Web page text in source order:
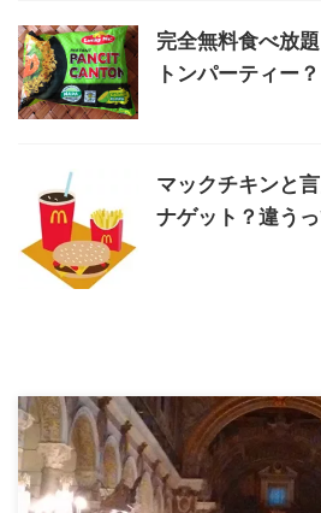
完全無料食べ放
トンパーティー？
マックチキンと
ナゲット？違うっ